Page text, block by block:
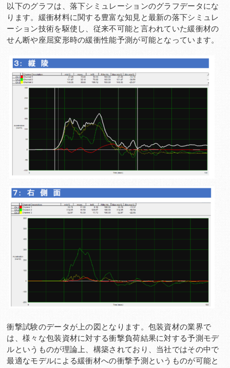
以下のグラフは、落下シミュレーションのグラフデータにな
ります。緩衝材料に関する豊富な知見と最新の落下シミュレ
ーション技術を駆使し、従来不可能と言われていた緩衝材の
せん断や座屈変形時の緩衝性能予測が可能となっています。
衝撃試験のデータが上の図となります。包装資材の業界で
は、様々な包装資材に対する衝撃負荷結果に対する予測モデ
ルというものが理論上、構築されており、当社ではその中で
最適なモデルによる緩衝材への衝撃予測というものが可能と